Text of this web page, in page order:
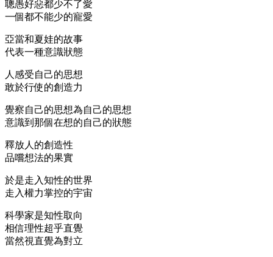
聰愚好惡都少不了愛
一個都不能少的寵愛
亞當和夏娃的故事
代表一種意識狀態
人感受自己的思想
敢於行使的創造力
覺察自己的思想為自己的思想
意識到那個在想的自己的狀態
釋放人的創造性
品嚐想法的果實
於是走入知性的世界
走入權力掌控的宇宙
科學家是知性取向
相信理性超乎直覺
當然視直覺為對立